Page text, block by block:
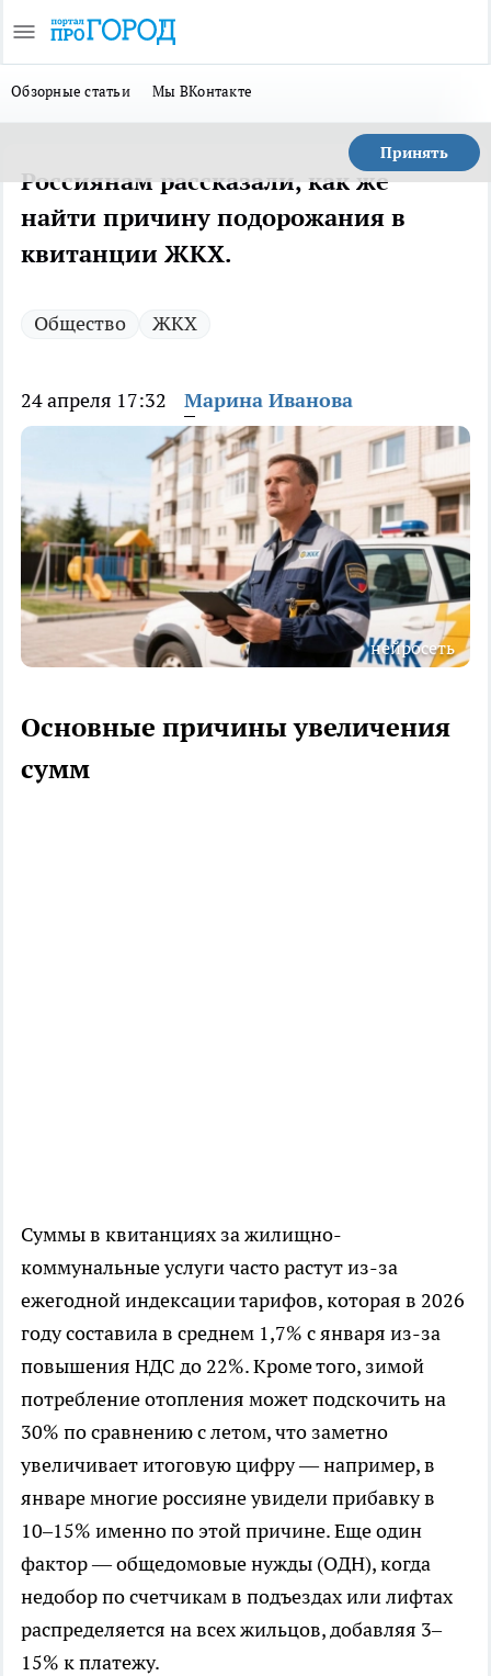
Обзорные статьи Мы ВКонтакте
Принять
Россиянам рассказали, как же
найти причину подорожания в
квитанции ЖКХ.
Общество ЖКХ
24 апреля 17:32 Марина Иванова
нейросеть
Основные причины увеличения
сумм
Суммы в квитанциях за жилищно-
коммунальные услуги часто растут из-за
ежегодной индексации тарифов, которая в 2026
году составила в среднем 1,7% с января из-за
повышения НДС до 22%. Кроме того, зимой
потребление отопления может подскочить на
30% по сравнению с летом, что заметно
увеличивает итоговую цифру — например, в
январе многие россияне увидели прибавку в
10–15% именно по этой причине. Еще один
фактор — общедомовые нужды (ОДН), когда
недобор по счетчикам в подъездах или лифтах
распределяется на всех жильцов, добавляя 3–
15% к платежу.